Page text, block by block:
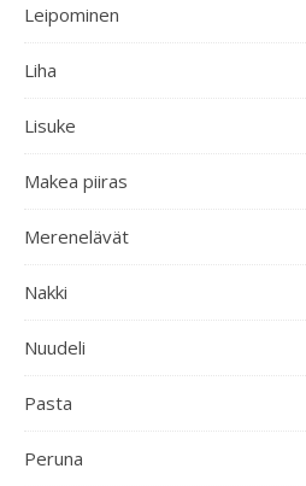
Leipominen
Liha
Lisuke
Makea piiras
Merenelävät
Nakki
Nuudeli
Pasta
Peruna